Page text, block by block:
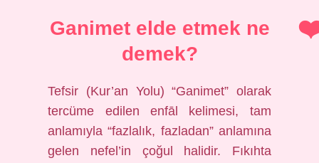
Ganimet elde etmek ne
demek?
Tefsir (Kur’an Yolu) “Ganimet” olarak
tercüme edilen enfāl kelimesi, tam
anlamıyla “fazlalık, fazladan” anlamına
gelen nefel’in çoğul halidir. Fıkıhta